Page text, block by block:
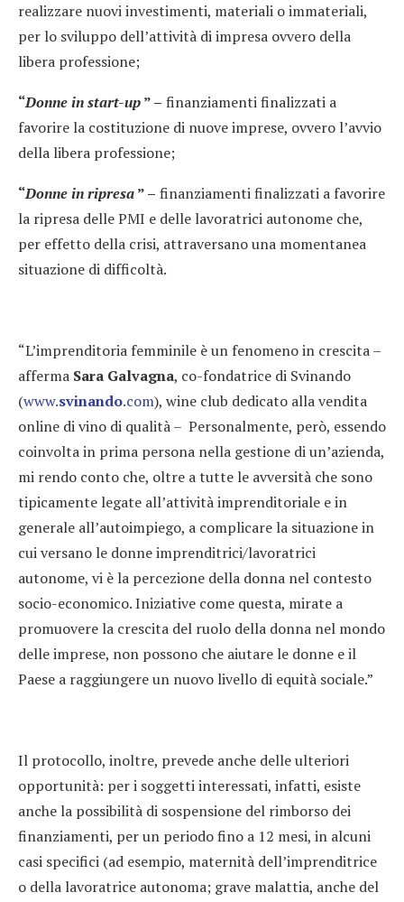
realizzare nuovi investimenti, materiali o immateriali,
per lo sviluppo dell’attività di impresa ovvero della
libera professione;
“Donne in start-up” – finanziamenti finalizzati a
favorire la costituzione di nuove imprese, ovvero l’avvio
della libera professione;
“Donne in ripresa” – finanziamenti finalizzati a favorire
la ripresa delle PMI e delle lavoratrici autonome che,
per effetto della crisi, attraversano una momentanea
situazione di difficoltà.
“L’imprenditoria femminile è un fenomeno in crescita –
afferma Sara Galvagna, co-fondatrice di Svinando
(www.svinando.com), wine club dedicato alla vendita
online di vino di qualità – Personalmente, però, essendo
coinvolta in prima persona nella gestione di un’azienda,
mi rendo conto che, oltre a tutte le avversità che sono
tipicamente legate all’attività imprenditoriale e in
generale all’autoimpiego, a complicare la situazione in
cui versano le donne imprenditrici/lavoratrici
autonome, vi è la percezione della donna nel contesto
socio-economico. Iniziative come questa, mirate a
promuovere la crescita del ruolo della donna nel mondo
delle imprese, non possono che aiutare le donne e il
Paese a raggiungere un nuovo livello di equità sociale.”
Il protocollo, inoltre, prevede anche delle ulteriori
opportunità: per i soggetti interessati, infatti, esiste
anche la possibilità di sospensione del rimborso dei
finanziamenti, per un periodo fino a 12 mesi, in alcuni
casi specifici (ad esempio, maternità dell’imprenditrice
o della lavoratrice autonoma; grave malattia, anche del